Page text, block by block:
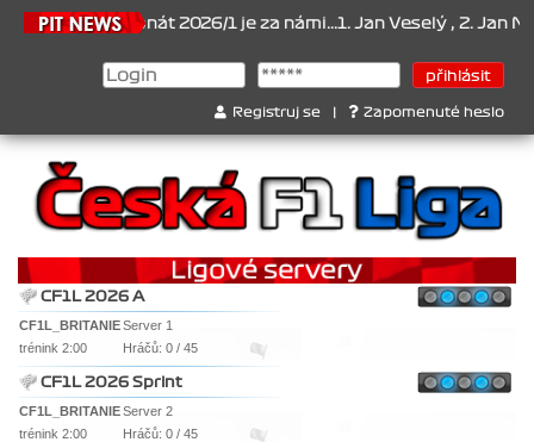
Šampionát 2026/1 je za námi...1. Jan Veselý , 2. Jan
Registruj se Zapomenuté heslo
CF1L 2026 A
CF1L_BRITANIEServer 1
trénink 2:00
Hráčů: 0 / 45
CF1L 2026 Sprint
CF1L_BRITANIEServer 2
trénink 2:00
Hráčů: 0 / 45